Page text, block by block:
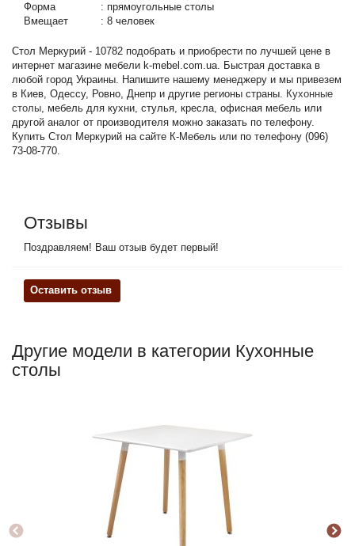
Форма
: прямоугольные столы
Вмещает
: 8 человек
Стол Меркурий - 10782 подобрать и приобрести по лучшей цене в
интернет магазине мебели k-mebel.com.ua. Быстрая доставка в
любой город Украины. Напишите нашему менеджеру и мы привезем
в Киев, Одессу, Ровно, Днепр и другие регионы страны. Кухонные
столы, мебель для кухни, стулья, кресла, офисная мебель или
другой аналог от производителя можно заказать по телефону.
Купить Стол Меркурий на сайте К-Мебель или по телефону (096)
73-08-770.
Отзывы
Поздравляем! Ваш отзыв будет первый!
Оставить отзыв
Другие модели в категории Кухонные
столы